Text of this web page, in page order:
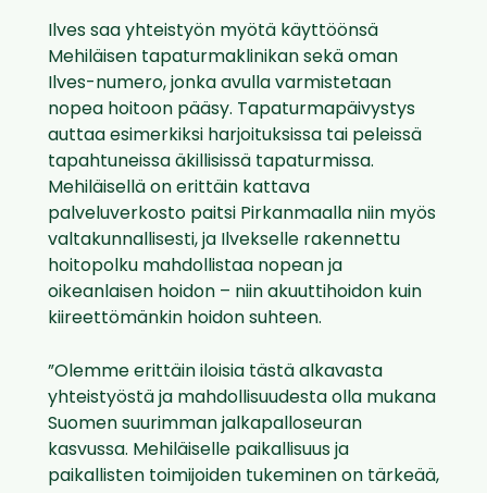
Ilves saa yhteistyön myötä käyttöönsä
Mehiläisen tapaturmaklinikan sekä oman
Ilves-numero, jonka avulla varmistetaan
nopea hoitoon pääsy. Tapaturmapäivystys
auttaa esimerkiksi harjoituksissa tai peleissä
tapahtuneissa äkillisissä tapaturmissa.
Mehiläisellä on erittäin kattava
palveluverkosto paitsi Pirkanmaalla niin myös
valtakunnallisesti, ja Ilvekselle rakennettu
hoitopolku mahdollistaa nopean ja
oikeanlaisen hoidon – niin akuuttihoidon kuin
kiireettömänkin hoidon suhteen.
”Olemme erittäin iloisia tästä alkavasta
yhteistyöstä ja mahdollisuudesta olla mukana
Suomen suurimman jalkapalloseuran
kasvussa. Mehiläiselle paikallisuus ja
paikallisten toimijoiden tukeminen on tärkeää,